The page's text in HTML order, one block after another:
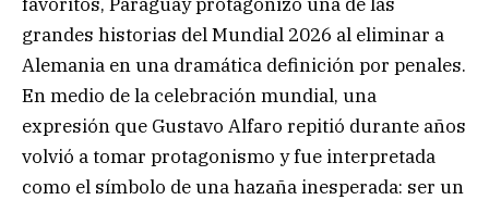
grandes historias del Mundial 2026 al eliminar a
Alemania en una dramática definición por penales.
En medio de la celebración mundial, una
expresión que Gustavo Alfaro repitió durante años
volvió a tomar protagonismo y fue interpretada
como el símbolo de una hazaña inesperada: ser un